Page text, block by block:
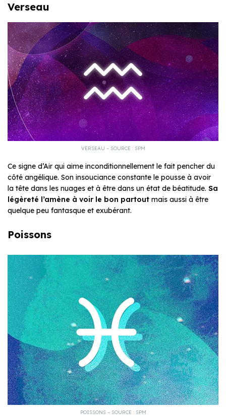
Verseau
VERSEAU – SOURCE : SPM
Ce signe d’Air qui aime inconditionnellement le fait pencher du
côté angélique. Son insouciance constante le pousse à avoir
la tête dans les nuages et à être dans un état de béatitude. Sa
légèreté l’amène à voir le bon partout mais aussi à être
quelque peu fantasque et exubérant.
Poissons
POISSONS – SOURCE : SPM